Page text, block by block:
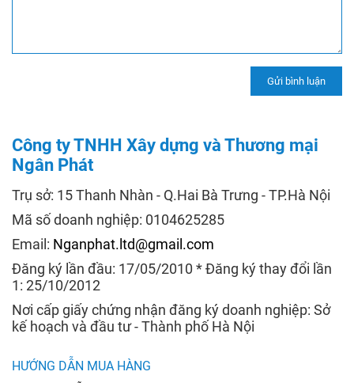
Công ty TNHH Xây dựng và Thương mại
Ngân Phát
Trụ sở: 15 Thanh Nhàn - Q.Hai Bà Trưng - TP.Hà Nội
Mã số doanh nghiệp: 0104625285
Email: Nganphat.ltd@gmail.com
Đăng ký lần đầu: 17/05/2010 * Đăng ký thay đổi lần
1: 25/10/2012
Nơi cấp giấy chứng nhận đăng ký doanh nghiệp: Sở
kế hoạch và đầu tư - Thành phố Hà Nội
HƯỚNG DẪN MUA HÀNG